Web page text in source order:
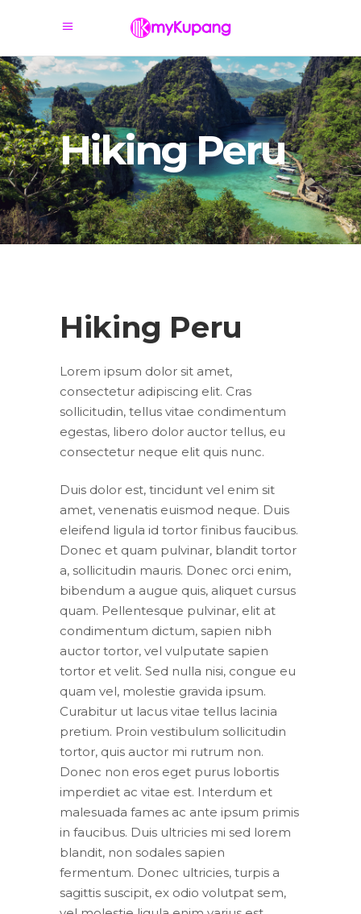
Hiking Peru
Hiking Peru
Lorem ipsum dolor sit amet,
consectetur adipiscing elit. Cras
sollicitudin, tellus vitae condimentum
egestas, libero dolor auctor tellus, eu
consectetur neque elit quis nunc.
Duis dolor est, tincidunt vel enim sit
amet, venenatis euismod neque. Duis
eleifend ligula id tortor finibus faucibus.
Donec et quam pulvinar, blandit tortor
a, sollicitudin mauris. Donec orci enim,
bibendum a augue quis, aliquet cursus
quam. Pellentesque pulvinar, elit at
condimentum dictum, sapien nibh
auctor tortor, vel vulputate sapien
tortor et velit. Sed nulla nisi, congue eu
quam vel, molestie gravida ipsum.
Curabitur ut lacus vitae tellus lacinia
pretium. Proin vestibulum sollicitudin
tortor, quis auctor mi rutrum non.
Donec non eros eget purus lobortis
imperdiet ac vitae est. Interdum et
malesuada fames ac ante ipsum primis
in faucibus. Duis ultricies mi sed lorem
blandit, non sodales sapien
fermentum. Donec ultricies, turpis a
sagittis suscipit, ex odio volutpat sem,